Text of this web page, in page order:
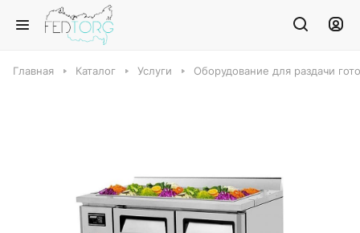
Главная Каталог Услуги Оборудование для раздачи